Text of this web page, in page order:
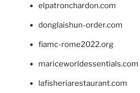
elpatronchardon.com
donglaishun-order.com
fiamc-rome2022.org
mariceworldessentials.com
lafisheriarestaurant.com